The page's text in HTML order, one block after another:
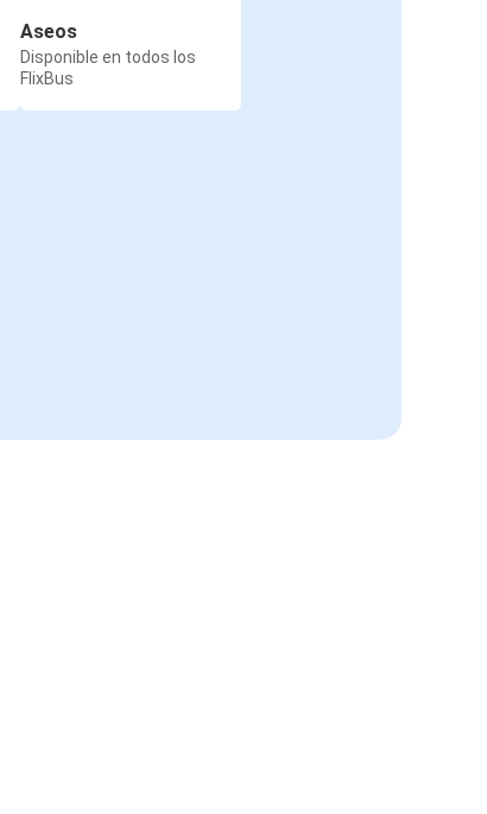
Aseos
Disponible en todos los
FlixBus